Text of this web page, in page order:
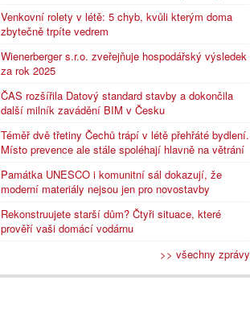
Venkovní rolety v létě: 5 chyb, kvůli kterým doma
zbytečně trpíte vedrem
Wienerberger s.r.o. zveřejňuje hospodářský výsledek
za rok 2025
ČAS rozšířila Datový standard stavby a dokončila
další milník zavádění BIM v Česku
Téměř dvě třetiny Čechů trápí v létě přehřáté bydlení.
Místo prevence ale stále spoléhají hlavně na větrání
Památka UNESCO i komunitní sál dokazují, že
moderní materiály nejsou jen pro novostavby
Rekonstruujete starší dům? Čtyři situace, které
prověří vaši domácí vodárnu
>> všechny zprávy